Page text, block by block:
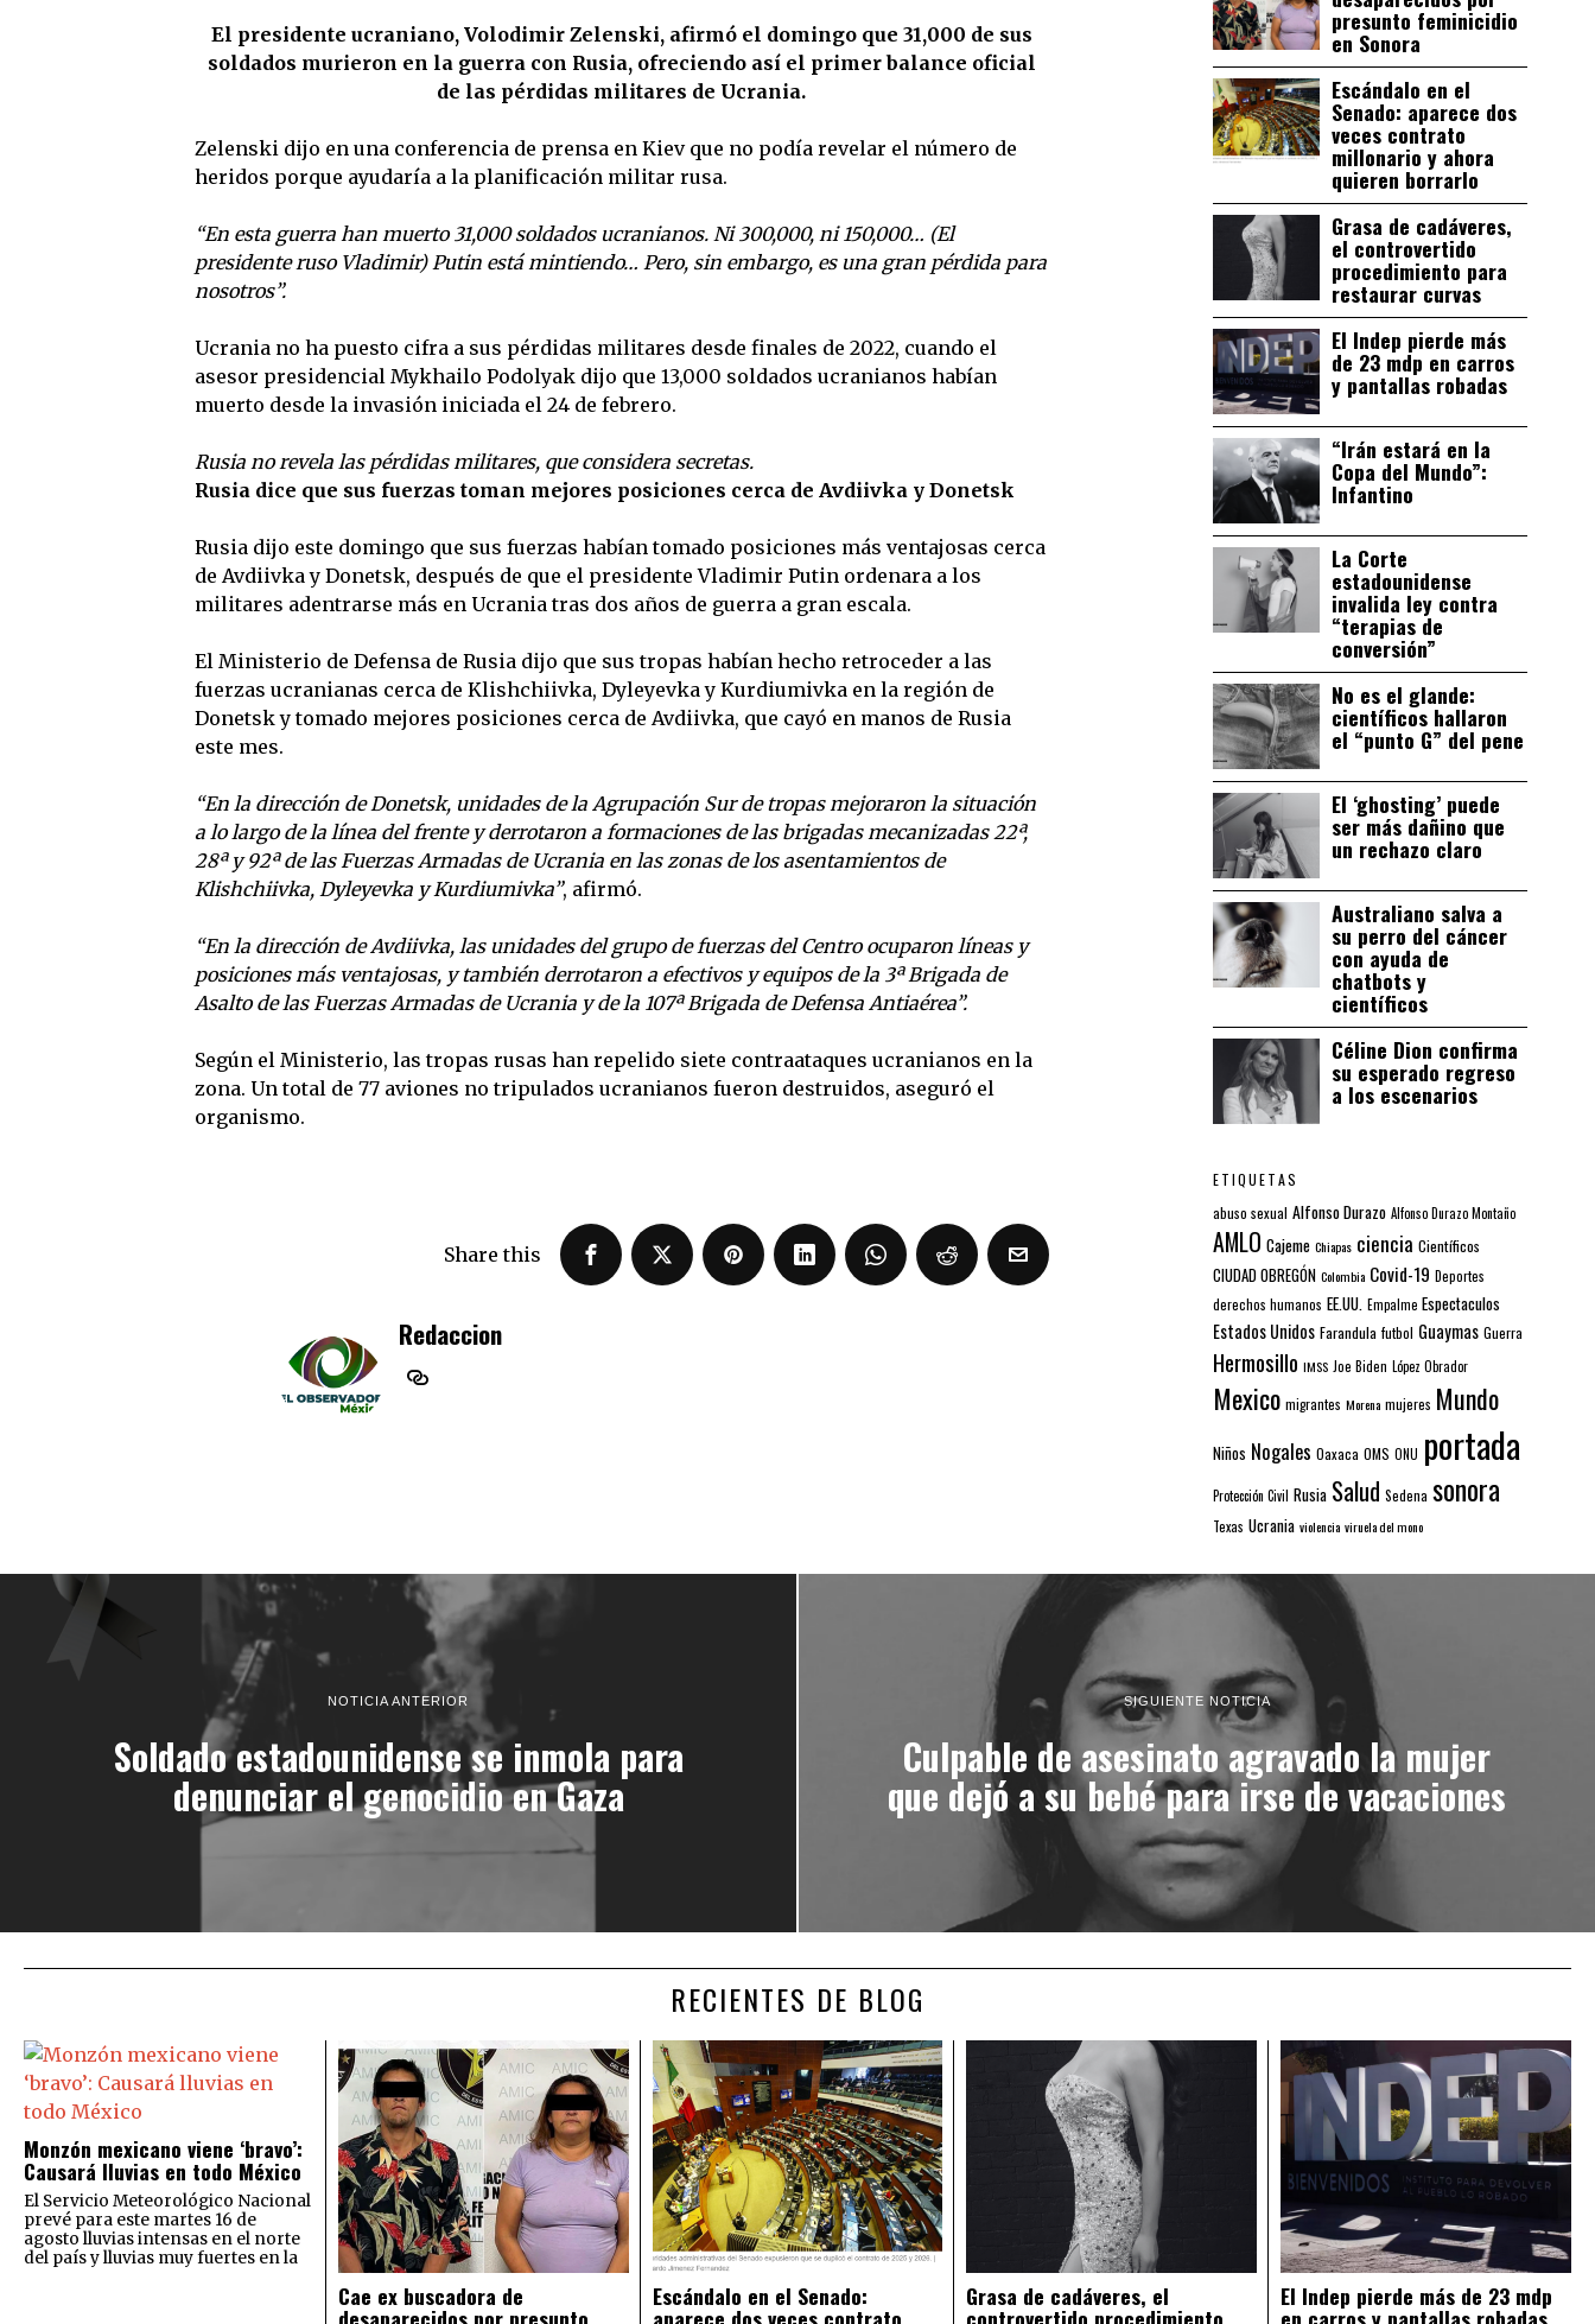
El presidente ucraniano, Volodimir Zelenski, afirmó el domingo que 31,000 de sus
soldados murieron en la guerra con Rusia, ofreciendo así el primer balance oficial
de las pérdidas militares de Ucrania.
Zelenski dijo en una conferencia de prensa en Kiev que no podía revelar el número de
heridos porque ayudaría a la planificación militar rusa.
“En esta guerra han muerto 31,000 soldados ucranianos. Ni 300,000, ni 150,000… (El
presidente ruso Vladimir) Putin está mintiendo… Pero, sin embargo, es una gran pérdida para
nosotros”.
Ucrania no ha puesto cifra a sus pérdidas militares desde finales de 2022, cuando el
asesor presidencial Mykhailo Podolyak dijo que 13,000 soldados ucranianos habían
muerto desde la invasión iniciada el 24 de febrero.
Rusia no revela las pérdidas militares, que considera secretas.
Rusia dice que sus fuerzas toman mejores posiciones cerca de Avdiivka y Donetsk
Rusia dijo este domingo que sus fuerzas habían tomado posiciones más ventajosas cerca
de Avdiivka y Donetsk, después de que el presidente Vladimir Putin ordenara a los
militares adentrarse más en Ucrania tras dos años de guerra a gran escala.
El Ministerio de Defensa de Rusia dijo que sus tropas habían hecho retroceder a las
fuerzas ucranianas cerca de Klishchiivka, Dyleyevka y Kurdiumivka en la región de
Donetsk y tomado mejores posiciones cerca de Avdiivka, que cayó en manos de Rusia
este mes.
“En la dirección de Donetsk, unidades de la Agrupación Sur de tropas mejoraron la situación
a lo largo de la línea del frente y derrotaron a formaciones de las brigadas mecanizadas 22ª,
28ª y 92ª de las Fuerzas Armadas de Ucrania en las zonas de los asentamientos de
Klishchiivka, Dyleyevka y Kurdiumivka”, afirmó.
“En la dirección de Avdiivka, las unidades del grupo de fuerzas del Centro ocuparon líneas y
posiciones más ventajosas, y también derrotaron a efectivos y equipos de la 3ª Brigada de
Asalto de las Fuerzas Armadas de Ucrania y de la 107ª Brigada de Defensa Antiaérea”.
Según el Ministerio, las tropas rusas han repelido siete contraataques ucranianos en la
zona. Un total de 77 aviones no tripulados ucranianos fueron destruidos, aseguró el
organismo.
Share this
Redaccion
presunto feminicidio
en Sonora
Escándalo en el
Senado: aparece dos
veces contrato
millonario y ahora
quieren borrarlo
Grasa de cadáveres,
el controvertido
procedimiento para
restaurar curvas
El Indep pierde más
de 23 mdp en carros
y pantallas robadas
“Irán estará en la
Copa del Mundo”:
Infantino
La Corte
estadounidense
invalida ley contra
“terapias de
conversión”
No es el glande:
científicos hallaron
el “punto G” del pene
El ‘ghosting’ puede
ser más dañino que
un rechazo claro
Australiano salva a
su perro del cáncer
con ayuda de
chatbots y
científicos
Céline Dion confirma
su esperado regreso
a los escenarios
ETIQUETAS
abuso sexual Alfonso Durazo Alfonso Durazo Montaño
AMLO Cajeme Chiapas ciencia Científicos
CIUDAD OBREGÓN Colombia Covid-19 Deportes
derechos humanos EE.UU. Empalme Espectaculos
Estados Unidos Farandula futbol Guaymas Guerra
Hermosillo IMSS Joe Biden López Obrador
Mexico migrantes Morena mujeres Mundo
Niños Nogales Oaxaca OMS ONU portada
Protección Civil Rusia Salud Sedena sonora
Texas Ucrania violencia viruela del mono
NOTICIA ANTERIOR
Soldado estadounidense se inmola para
denunciar el genocidio en Gaza
SIGUIENTE NOTICIA
Culpable de asesinato agravado la mujer
que dejó a su bebé para irse de vacaciones
RECIENTES DE BLOG
Monzón mexicano viene ‘bravo’:
Causará lluvias en todo México
El Servicio Meteorológico Nacional
prevé para este martes 16 de
agosto lluvias intensas en el norte
del país y lluvias muy fuertes en la
Cae ex buscadora de
desaparecidos por presunto
Escándalo en el Senado:
aparece dos veces contrato
Grasa de cadáveres, el
controvertido procedimiento
El Indep pierde más de 23 mdp
en carros y pantallas robadas